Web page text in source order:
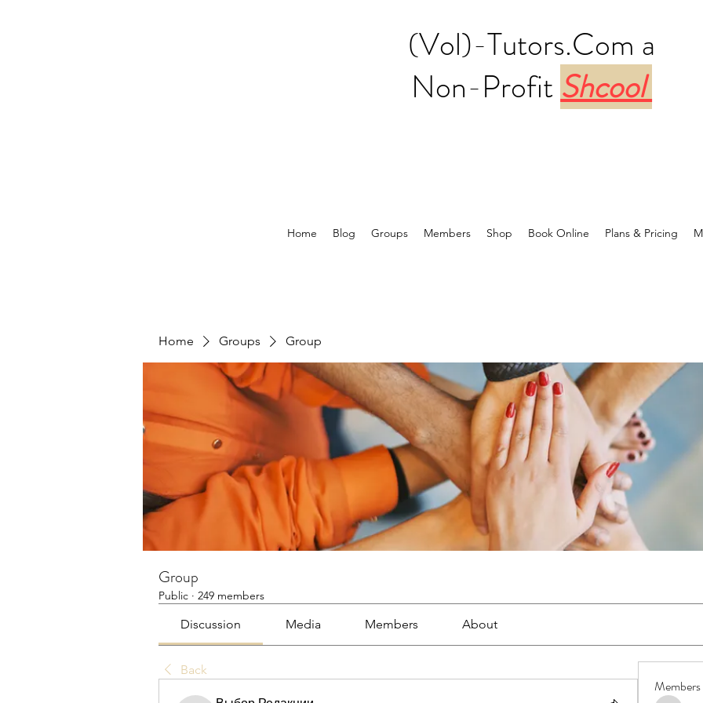
(Vol)-Tutors.Com a
Non-ProfitShcool
Home Blog Groups Members Shop Book Online Plans & Pricing
Home Groups Group
Group
Public · 249 members
Discussion Media Members About
Back
Members